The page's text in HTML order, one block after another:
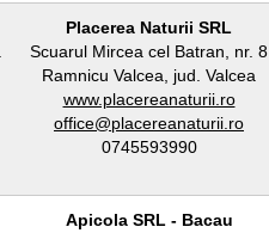
Placerea Naturii SRL
Scuarul Mircea cel Batran, nr. 8
Ramnicu Valcea, jud. Valcea
www.placereanaturii.ro
office@placereanaturii.ro
0745593990
Apicola SRL - Bacau